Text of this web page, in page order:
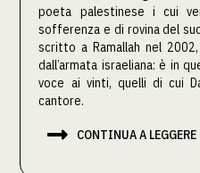
poeta palestinese i cui
sofferenza e di rovina del
scritto a Ramallah nel
dall’armata israeliana: è in
voce ai vinti, quelli di cui
cantore.
 CONTINUA A LEGGERE